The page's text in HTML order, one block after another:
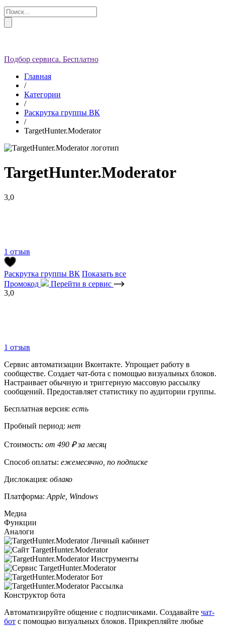
Подбор сервиса. Бесплатно
Главная
/
Категории
/
Раскрутка группы ВК
/
TargetHunter.Moderator
TargetHunter.Moderator
3,0
1 отзыв
Раскрутка группы ВК Показать все
Промокод
Перейти в сервис
3,0
1 отзыв
Сервис автоматизации Вконтакте. Упрощает работу в
сообществе. Создает чат-бота с помощью визуальных блоков.
Настраивает обычную и триггерную массовую рассылку
сообщений. Предоставляет статистику по аудитории группы.
Бесплатная версия: есть
Пробный период: нет
Стоимость: от 490 ₽ за месяц
Способ оплаты: ежемесячно, по подписке
Дислокация: облако
Платформа: Apple, Windows
Медиа
Функции
Аналоги
Конструктор бота
Автоматизируйте общение с подписчиками. Создавайте чат-
бот с помощью визуальных блоков. Прикрепляйте любые